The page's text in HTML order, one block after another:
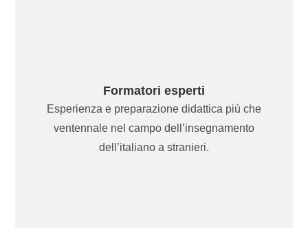
Formatori esperti
Esperienza e preparazione didattica più che
ventennale nel campo dell’insegnamento
dell’italiano a stranieri.